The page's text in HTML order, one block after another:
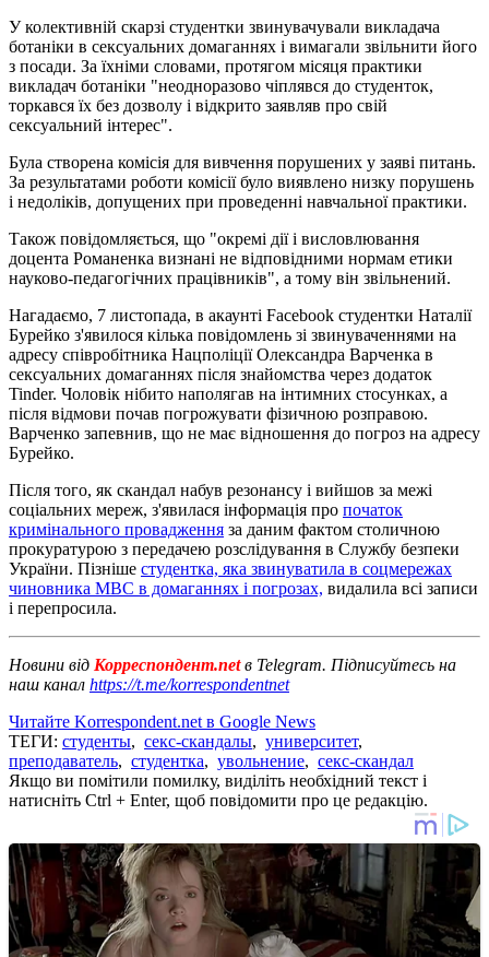
У колективній скарзі студентки звинувачували викладача
ботаніки в сексуальних домаганнях і вимагали звільнити його
з посади. За їхніми словами, протягом місяця практики
викладач ботаніки "неодноразово чіплявся до студенток,
торкався їх без дозволу і відкрито заявляв про свій
сексуальний інтерес".
Була створена комісія для вивчення порушених у заяві питань.
За результатами роботи комісії було виявлено низку порушень
і недоліків, допущених при проведенні навчальної практики.
Також повідомляється, що "окремі дії і висловлювання
доцента Романенка визнані не відповідними нормам етики
науково-педагогічних працівників", а тому він звільнений.
Нагадаємо, 7 листопада, в акаунті Facebook студентки Наталії
Бурейко з'явилося кілька повідомлень зі звинуваченнями на
адресу співробітника Нацполіції Олександра Варченка в
сексуальних домаганнях після знайомства через додаток
Tinder. Чоловік нібито наполягав на інтимних стосунках, а
після відмови почав погрожувати фізичною розправою.
Варченко запевнив, що не має відношення до погроз на адресу
Бурейко.
Після того, як скандал набув резонансу і вийшов за межі
соціальних мереж, з'явилася інформація про початок
кримінального провадження за даним фактом столичною
прокуратурою з передачею розслідування в Службу безпеки
України. Пізніше студентка, яка звинуватила в соцмережах
чиновника МВС в домаганнях і погрозах, видалила всі записи
і перепросила.
Новини від Корреспондент.netв Telegram. Підписуйтесь на
наш канал https://t.me/korrespondentnet
Читайте Korrespondent.net в Google News
ТЕГИ: студенты, секс-скандалы, университет,
преподаватель, студентка, увольнение, секс-скандал
Якщо ви помітили помилку, виділіть необхідний текст і
натисніть Ctrl + Enter, щоб повідомити про це редакцію.